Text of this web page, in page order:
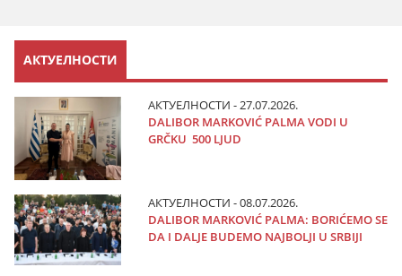
АКТУЕЛНОСТИ
АКТУЕЛНОСТИ - 27.07.2026.
DALIBOR MARKOVIĆ PALMA VODI U
GRČKU 500 LJUD
АКТУЕЛНОСТИ - 08.07.2026.
DALIBOR MARKOVIĆ PALMA: BORIĆEMO SE
DA I DALJE BUDEMO NAJBOLJI U SRBIJI